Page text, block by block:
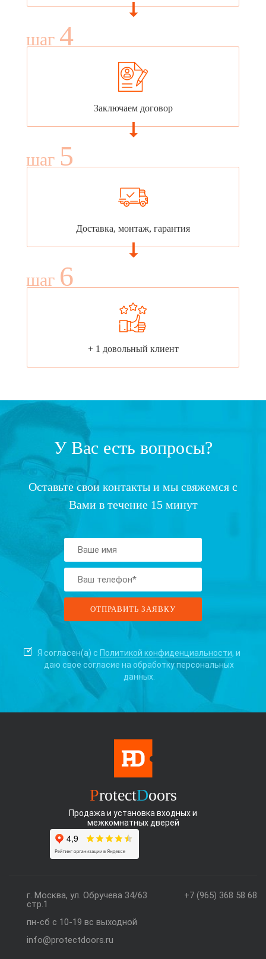
шаг 4
Заключаем договор
шаг 5
Доставка, монтаж, гарантия
шаг 6
+ 1 довольный клиент
У Вас есть вопросы?
Оставьте свои контакты и мы свяжемся с
Вами в течение 15 минут
Я согласен(а) с Политикой конфиденциальности, и
даю свое согласие на обработку персональных
данных.
ProtectDoors
Продажа и установка входных и
межкомнатных дверей
+7 (965) 368 58 68
г. Москва, ул. Обручева 34/63
стр.1
пн-сб с 10-19 вс выходной
info@protectdoors.ru